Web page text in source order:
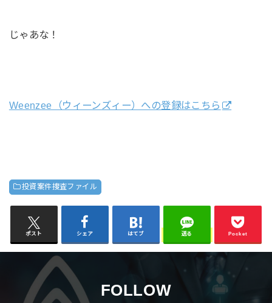
じゃあな！
Weenzee（ウィーンズィー）への登録はこちら
投資案件捜査ファイル
ポスト シェア はてブ 送る Pocket
FOLLOW